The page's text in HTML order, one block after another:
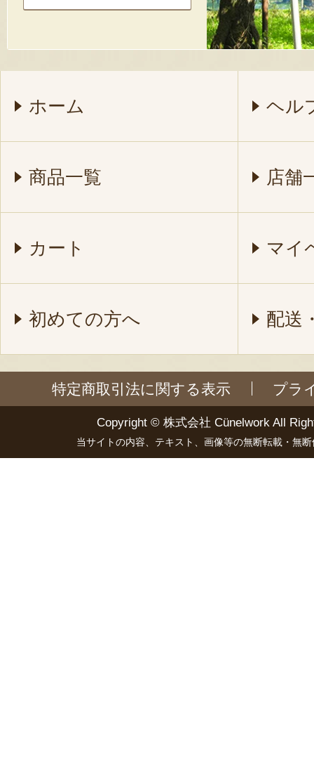
ホーム ヘル
商品一覧 店舗
カート マイ
初めての方へ 配送
特定商取引法に関する表示 プラ
Copyright © 株式会社 Cünelwork All
当サイトの内容、テキスト、画像等の無断転載・無